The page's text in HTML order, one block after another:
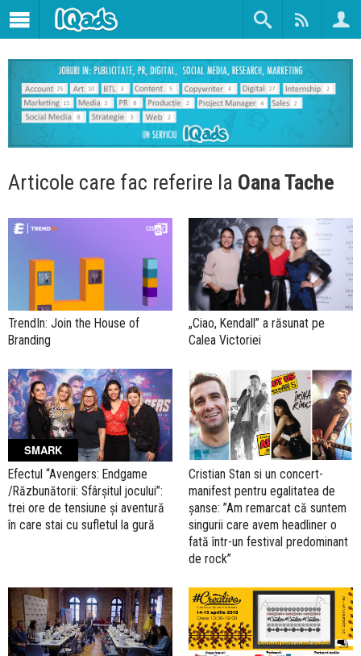
Articole care fac referire la Oana Tache
TrendIn: Join the House of
Branding
„Ciao, Kendall” a răsunat pe
Calea Victoriei
SMARK
Efectul “Avengers: Endgame
/Răzbunătorii: Sfârşitul jocului”:
trei ore de tensiune și aventură
în care stai cu sufletul la gură
Cristian Stan si un concert-
manifest pentru egalitatea de
șanse: ”Am remarcat că suntem
singurii care avem headliner o
fată într-un festival predominant
de rock”